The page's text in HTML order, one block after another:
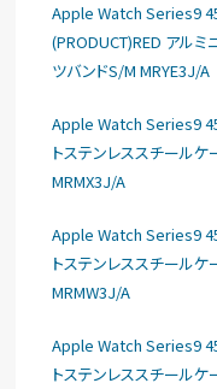
Apple Watch Series9
(PRODUCT)RED アル
ツバンドS/M MRYE3J/A
Apple Watch Series9
トステンレススチールケ
MRMX3J/A
Apple Watch Series9
トステンレススチール
MRMW3J/A
Apple Watch Series9
トステンレススチールケ